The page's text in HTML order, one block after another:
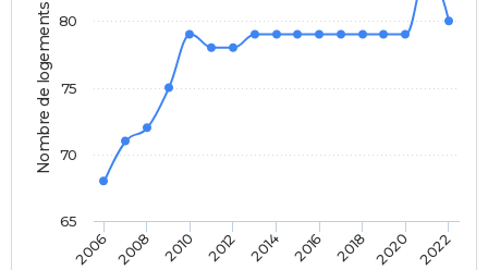
Nombre de logements
2006 2008 2010 2012 2014 2016 2018 2020 2022
65
70
75
80